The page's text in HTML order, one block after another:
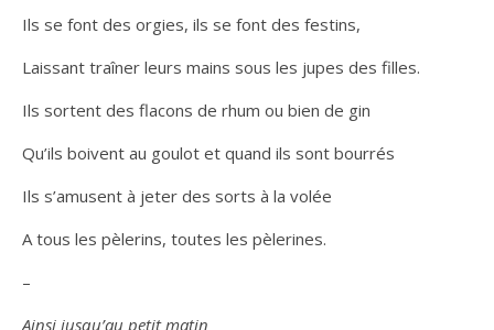
Ils se font des orgies, ils se font des festins,
Laissant traîner leurs mains sous les jupes des filles.
Ils sortent des flacons de rhum ou bien de gin
Qu’ils boivent au goulot et quand ils sont bourrés
Ils s’amusent à jeter des sorts à la volée
A tous les pèlerins, toutes les pèlerines.
–
Ainsi jusqu’au petit matin